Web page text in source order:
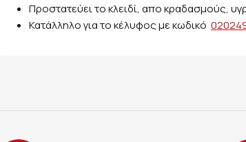
Προστατεύει το κλειδί, απο κραδασμούς,
Κατάλληλο για το κέλυφος με κωδικό